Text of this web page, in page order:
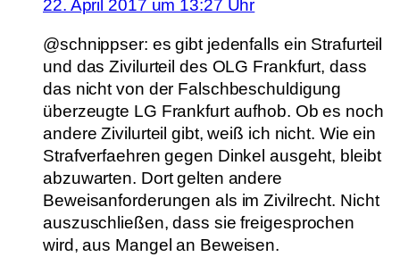
22. April 2017 um 13:27 Uhr
@schnippser: es gibt jedenfalls ein Strafurteil
und das Zivilurteil des OLG Frankfurt, dass
das nicht von der Falschbeschuldigung
überzeugte LG Frankfurt aufhob. Ob es noch
andere Zivilurteil gibt, weiß ich nicht. Wie ein
Strafverfaehren gegen Dinkel ausgeht, bleibt
abzuwarten. Dort gelten andere
Beweisanforderungen als im Zivilrecht. Nicht
auszuschließen, dass sie freigesprochen
wird, aus Mangel an Beweisen.